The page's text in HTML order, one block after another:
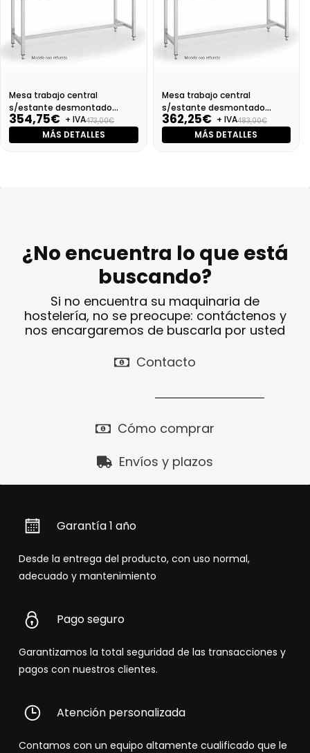
Mesa trabajo central
s/estante desmontado
Dim:1000X700X850
354,75€ + IVA473,00€
MÁS DETALLES
Mesa trabajo central
s/estante desmontado
Dim:1100X700X850 Mm
362,25€ + IVA483,00€
MÁS DETALLES
¿No encuentra lo que está
buscando?
Si no encuentra su maquinaria de
hostelería, no se preocupe: contáctenos y
nos encargaremos de buscarla por usted
Contacto
Cómo comprar
Envíos y plazos
Garantía 1 año
Desde la entrega del producto, con uso normal,
adecuado y mantenimiento
Pago seguro
Garantizamos la total seguridad de las transacciones y
pagos con nuestros clientes.
Atención personalizada
Contamos con un equipo altamente cualificado que le